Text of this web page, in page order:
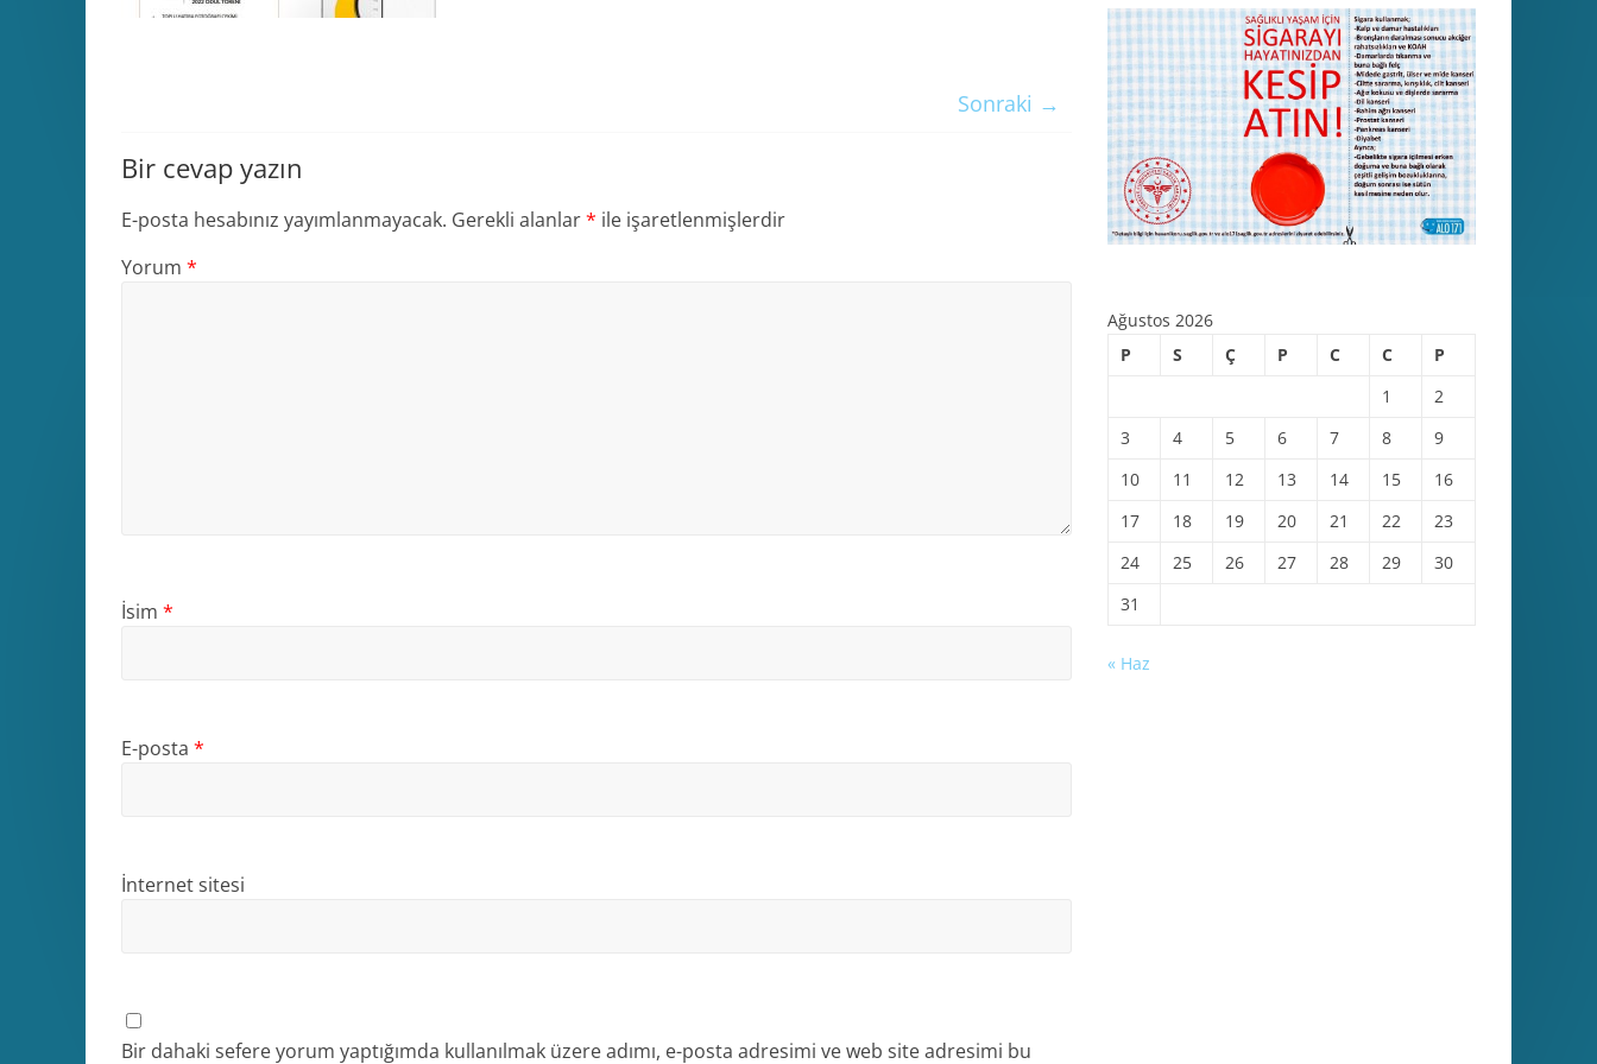
Sonraki →
Bir cevap yazın
E-posta hesabınız yayımlanmayacak. Gerekli alanlar* ile işaretlenmişlerdir
Yorum *
İsim *
E-posta *
İnternet sitesi
Bir dahaki sefere yorum yaptığımda kullanılmak üzere adımı, e-posta adresimi ve web site adresimi bu
Ağustos 2026
P
S Ç P C C
P
1
2
3
4 5 6 7 8
9
10
11 12 13 14 15
16
17
18 19 20 21 22
23
24
25 26 27 28 29
30
31
« Haz